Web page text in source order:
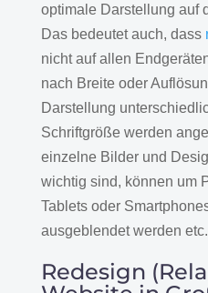
optimale Darstellung auf
Das bedeutet auch, dass
nicht auf allen
nach Breite oder
Darstellung
Schriftgröße werden
einzelne Bilder und
wichtig sind, können um
Tablets oder
ausgeblendet werden etc.
Redesign